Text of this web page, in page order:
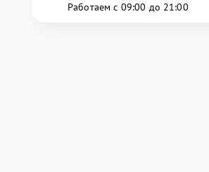
Работаем с 09:00 до 21:00